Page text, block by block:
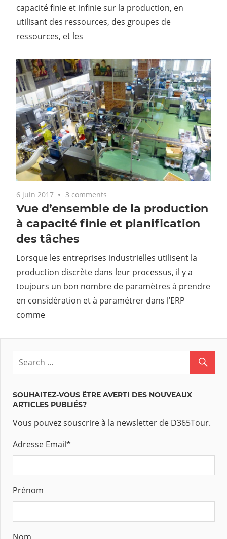
capacité finie et infinie sur la production, en
utilisant des ressources, des groupes de
ressources, et les
6 juin 2017 3 comments
Vue d’ensemble de la production
à capacité finie et planification
des tâches
Lorsque les entreprises industrielles utilisent la
production discrète dans leur processus, il y a
toujours un bon nombre de paramètres à prendre
en considération et à paramétrer dans l’ERP
comme
SOUHAITEZ-VOUS ÊTRE AVERTI DES NOUVEAUX
ARTICLES PUBLIÉS?
Vous pouvez souscrire à la newsletter de D365Tour.
Adresse Email*
Prénom